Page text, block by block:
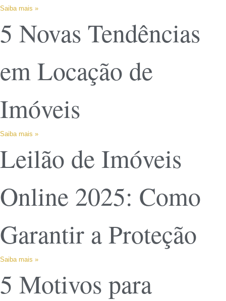
Saiba mais »
5 Novas Tendências
em Locação de
Imóveis
Saiba mais »
Leilão de Imóveis
Online 2025: Como
Garantir a Proteção
Saiba mais »
5 Motivos para